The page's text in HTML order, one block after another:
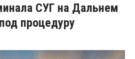
СУГ на Дальнем
процедуру